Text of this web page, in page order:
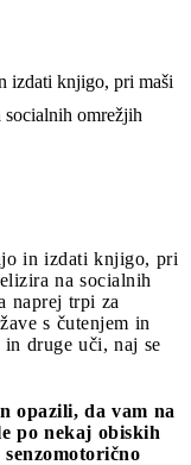
izdati knjigo, pri maši
socialnih omrežjih
in izdati knjigo, pri
na socialnih
naprej trpi za
s čutenjem in
druge uči, naj se
opazili, da vam na
po nekaj obiskih